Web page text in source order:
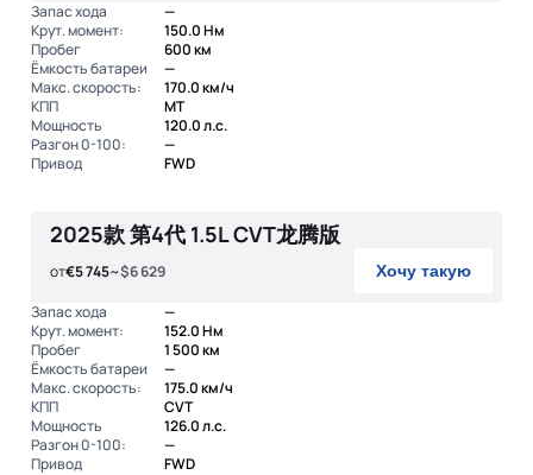
Запас хода
—
Крут. момент:
150.0 Нм
Пробег
600 км
Ёмкость батареи
—
Макс. скорость:
170.0 км/ч
КПП
MT
Мощность
120.0 л.с.
Разгон 0-100:
—
Привод
FWD
2025款 第4代 1.5L CVT龙腾版
от€5 745~$6 629 Хочу такую
Запас хода
—
Крут. момент:
152.0 Нм
Пробег
1 500 км
Ёмкость батареи
—
Макс. скорость:
175.0 км/ч
КПП
CVT
Мощность
126.0 л.с.
Разгон 0-100:
—
Привод
FWD